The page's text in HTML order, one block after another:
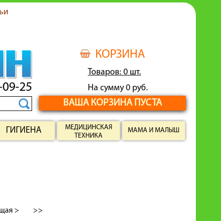
КОРЗИНА
Товаров: 0 шт.
На сумму 0 руб.
ВАША КОРЗИНА ПУСТА
25
ГИГИЕНА
МЕДИЦИНСКАЯ
ТЕХНИКА
МАМА И МАЛЫШ
> >>